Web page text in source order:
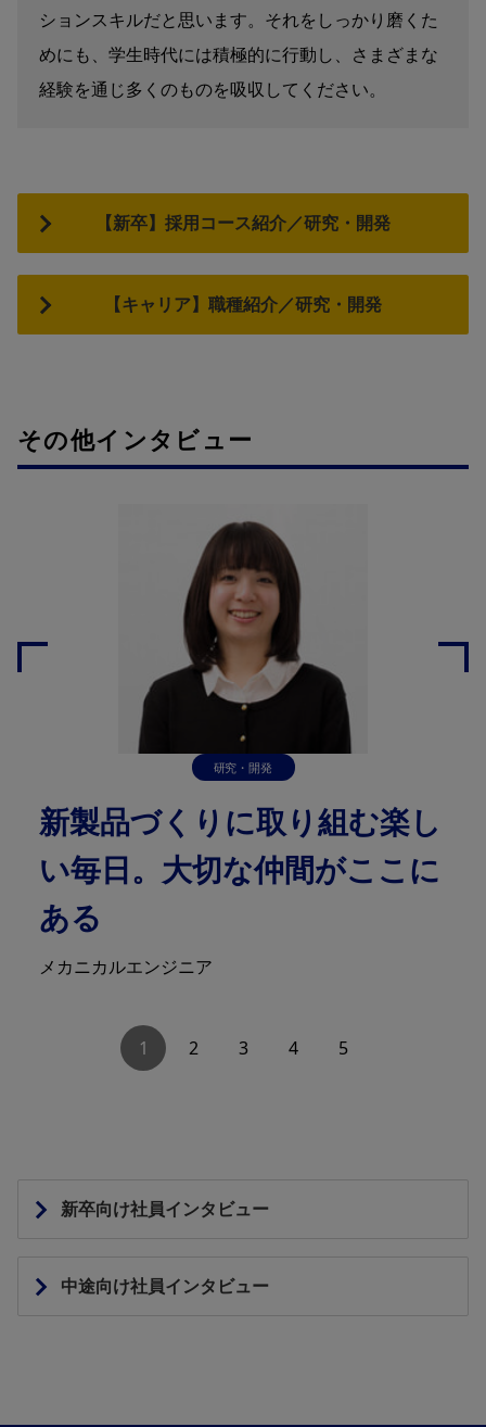
ションスキルだと思います。それをしっかり磨くた
めにも、学生時代には積極的に行動し、さまざまな
経験を通じ多くのものを吸収してください。
【新卒】採用コース紹介／研究・開発
【キャリア】職種紹介／研究・開発
その他インタビュー
研究・開発
新製品づくりに取り組む楽し
い毎日。大切な仲間がここに
ある
メカニカルエンジニア
1 2 3 4 5
新卒向け社員インタビュー
中途向け社員インタビュー